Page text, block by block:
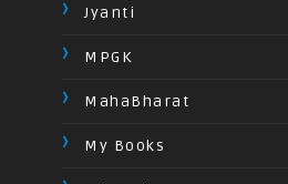
Jyanti
MPGK
MahaBharat
My Books